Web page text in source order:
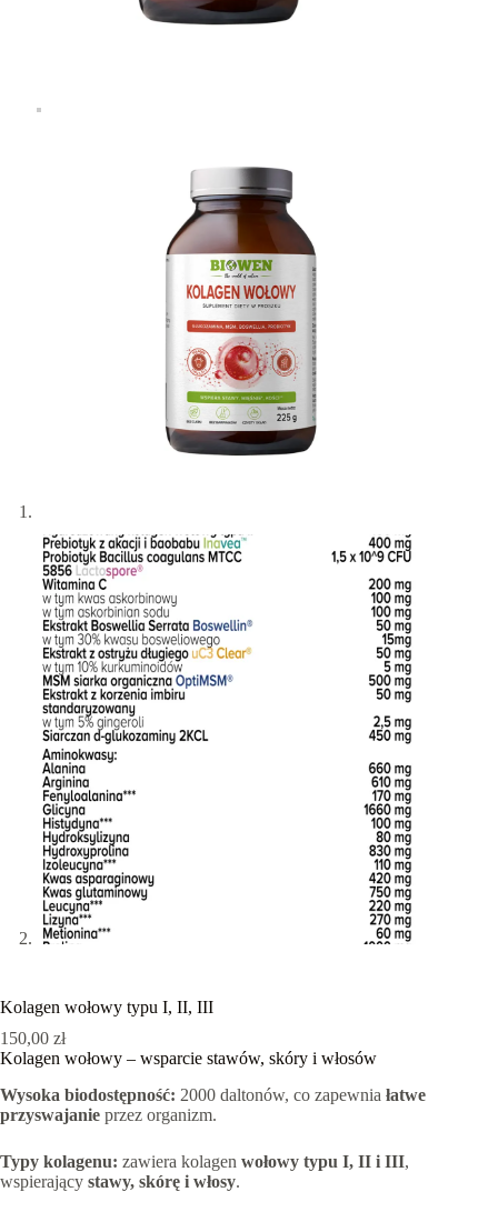
Kolagen wołowy typu I, II, III
150,00 zł
Kolagen wołowy – wsparcie stawów, skóry i włosów
Wysoka biodostępność: 2000 daltonów, co zapewnia łatwe
przyswajanie przez organizm.
Typy kolagenu: zawiera kolagen wołowy typu I, II i III,
wspierający stawy, skórę i włosy.